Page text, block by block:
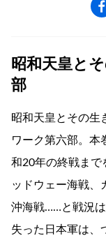
昭和天皇と
部
昭和天皇とその生
ワーク第六部。本
和20年の終戦まで
ッドウェー海戦、
沖海戦……と戦況
失った日本軍は、